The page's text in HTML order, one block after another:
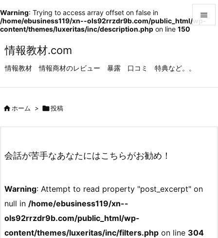
Warning: Trying to access array offset on false in
/home/ebusiness119/xn--ols92rrzdr9b.com/public_html/wp-
content/themes/luxeritas/inc/description.php on line 150
情報教材.com
情報教材 情報商材のレビュー 暴露 口コミ 特典など。。


ホーム > 投稿
会話が苦手なあなたにはこちらがお勧め！
Warning: Attempt to read property "post_excerpt" on
null in /home/ebusiness119/xn--
ols92rrzdr9b.com/public_html/wp-
content/themes/luxeritas/inc/filters.php on line 304